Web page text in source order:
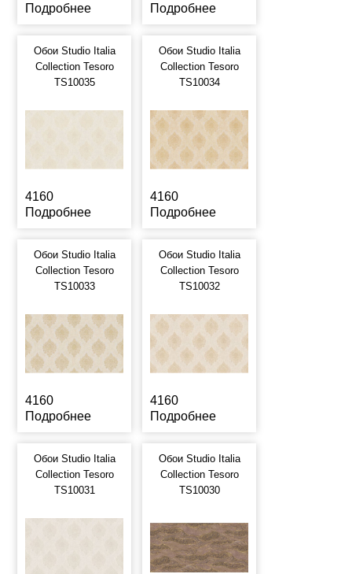
Подробнее
Подробнее
Обои Studio Italia
Collection Tesoro
TS10035
4160
Подробнее
Обои Studio Italia
Collection Tesoro
TS10034
4160
Подробнее
Обои Studio Italia
Collection Tesoro
TS10033
4160
Подробнее
Обои Studio Italia
Collection Tesoro
TS10032
4160
Подробнее
Обои Studio Italia
Collection Tesoro
TS10031
Обои Studio Italia
Collection Tesoro
TS10030